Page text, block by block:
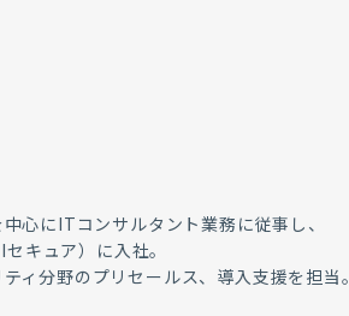
心にITコンサルタント業務に従事し、
キュア）に入社。
ィ分野のプリセールス、導入支援を担当。